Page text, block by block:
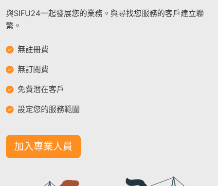
與SIFU24一起發展您的業務。與尋找您服務的客戶建立聯
繫。
無註冊費
無訂閱費
免費潛在客戶
設定您的服務範圍
加入專業人員